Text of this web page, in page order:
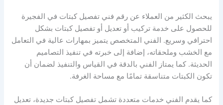
يبحث الكثير من العملاء عن رقم فني تفصيل كبتات في الفجيرة
للحصول على خدمة تركيب أو تعديل أو تفصيل كبتات بشكل
احترافي وسريع. الفني المتخصص يتميز بمهارات عالية في التعامل
مع الخشب وملحقاته، إضافة إلى خبرته في تنفيذ التصاميم
الحديثة. كما يمتاز الفني بالدقة في القياس والتنفيذ لضمان أن
تكون الكبتات متناسقة تمامًا مع مساحة الغرفة.
كما يقدم الفني خدمات متعددة تشمل تفصيل كبتات جديدة، تعديل